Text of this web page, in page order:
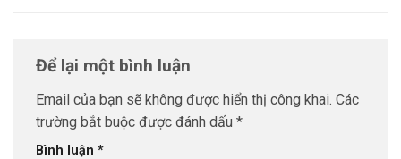
Để lại một bình luận
Email của bạn sẽ không được hiển thị công khai. Các
trường bắt buộc được đánh dấu *
Bình luận *